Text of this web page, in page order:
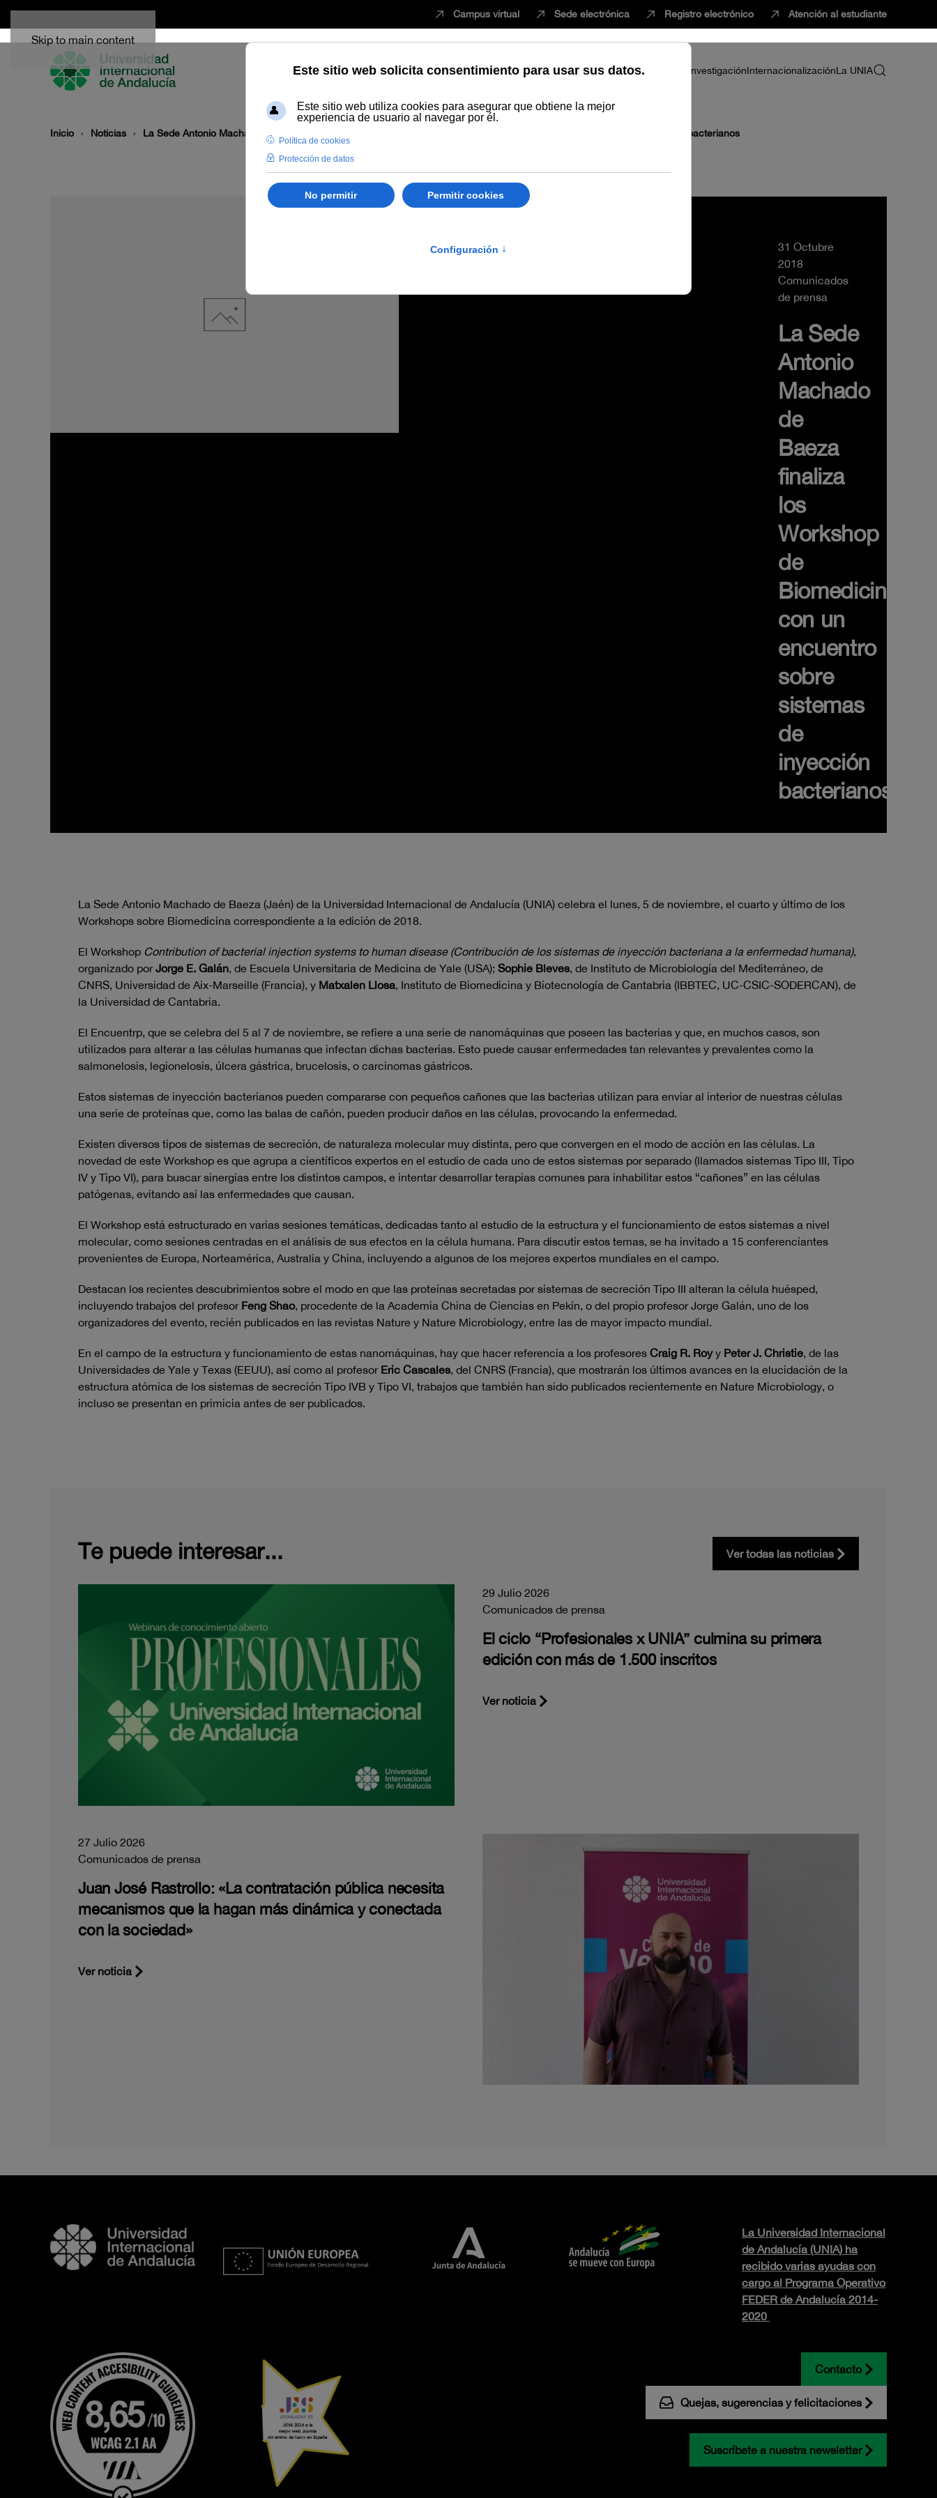
Skip to main content
Campus virtual Sede electrónica Registro electrónico Atención al estudiante
EstudiarInnovaciónVida universitariaProfesorado InvestigaciónInternacionalizaciónLa UNIA
Inicio Noticias La Sede Antonio Machado de Baeza finaliza los Workshop de Biomedicina con un encuentro sobre sistemas de inyección bacterianos
31 Octubre
2018
Comunicados
de prensa
La Sede
Antonio
Machado
de
Baeza
finaliza
los
Workshop
de
Biomedicina
con un
encuentro
sobre
sistemas
de
inyección
bacterianos
La Sede Antonio Machado de Baeza (Jaén) de la Universidad Internacional de Andalucía (UNIA) celebra el lunes, 5 de noviembre, el cuarto y último de los
Workshops sobre Biomedicina correspondiente a la edición de 2018.
El Workshop Contribution of bacterial injection systems to human disease (Contribución de los sistemas de inyección bacteriana a la enfermedad humana),
organizado porJorge E. Galán, de Escuela Universitaria de Medicina de Yale (USA); Sophie Bleves, de Instituto de Microbiología del Mediterráneo, de
CNRS, Universidad de Aix-Marseille (Francia), y Matxalen Llosa, Instituto de Biomedicina y Biotecnología de Cantabria (IBBTEC, UC-CSIC-SODERCAN), de
la Universidad de Cantabria.
El Encuentrp, que se celebra del 5 al 7 de noviembre, se refiere a una serie de nanomáquinas que poseen las bacterias y que, en muchos casos, son
utilizados para alterar a las células humanas que infectan dichas bacterias. Esto puede causar enfermedades tan relevantes y prevalentes como la
salmonelosis, legionelosis, úlcera gástrica, brucelosis, o carcinomas gástricos.
Estos sistemas de inyección bacterianos pueden compararse con pequeños cañones que las bacterias utilizan para enviar al interior de nuestras células
una serie de proteínas que, como las balas de cañón, pueden producir daños en las células, provocando la enfermedad.
Existen diversos tipos de sistemas de secreción, de naturaleza molecular muy distinta, pero que convergen en el modo de acción en las células. La
novedad de este Workshop es que agrupa a científicos expertos en el estudio de cada uno de estos sistemas por separado (llamados sistemas Tipo III, Tipo
IV y Tipo VI), para buscar sinergias entre los distintos campos, e intentar desarrollar terapias comunes para inhabilitar estos “cañones” en las células
patógenas, evitando así las enfermedades que causan.
El Workshop está estructurado en varias sesiones temáticas, dedicadas tanto al estudio de la estructura y el funcionamiento de estos sistemas a nivel
molecular, como sesiones centradas en el análisis de sus efectos en la célula humana. Para discutir estos temas, se ha invitado a 15 conferenciantes
provenientes de Europa, Norteamérica, Australia y China, incluyendo a algunos de los mejores expertos mundiales en el campo.
Destacan los recientes descubrimientos sobre el modo en que las proteínas secretadas por sistemas de secreción Tipo III alteran la célula huésped,
incluyendo trabajos del profesor Feng Shao, procedente de la Academia China de Ciencias en Pekín, o del propio profesor Jorge Galán, uno de los
organizadores del evento, recién publicados en las revistas Nature y Nature Microbiology, entre las de mayor impacto mundial.
En el campo de la estructura y funcionamiento de estas nanomáquinas, hay que hacer referencia a los profesores Craig R. Royy Peter J. Christie, de las
Universidades de Yale y Texas (EEUU), así como al profesor Eric Cascales, del CNRS (Francia), que mostrarán los últimos avances en la elucidación de la
estructura atómica de los sistemas de secreción Tipo IVB y Tipo VI, trabajos que también han sido publicados recientemente en Nature Microbiology, o
incluso se presentan en primicia antes de ser publicados.
Te puede interesar... Ver todas las noticias
29 Julio 2026
Comunicados de prensa
El ciclo “Profesionales x UNIA” culmina su primera
edición con más de 1.500 inscritos
Ver noticia
27 Julio 2026
Comunicados de prensa
Juan José Rastrollo: «La contratación pública necesita
mecanismos que la hagan más dinámica y conectada
con la sociedad»
Ver noticia
La Universidad Internacional
de Andalucía (UNIA) ha
recibido varias ayudas con
cargo al Programa Operativo
FEDER de Andalucía 2014-
2020
Contacto
Quejas, sugerencias y felicitaciones
Suscríbete a nuestra newsletter